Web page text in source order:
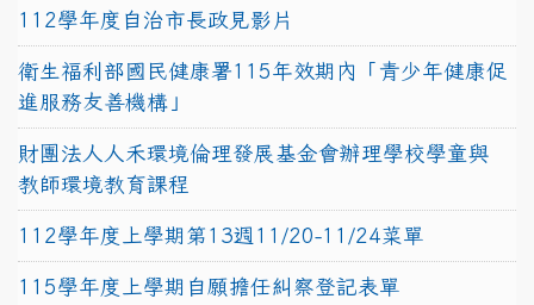
112學年度自治市長政見影片
衛生福利部國民健康署115年效期內「青少年健康促
進服務友善機構」
財團法人人禾環境倫理發展基金會辦理學校學童與
教師環境教育課程
112學年度上學期第13週11/20-11/24菜單
115學年度上學期自願擔任糾察登記表單